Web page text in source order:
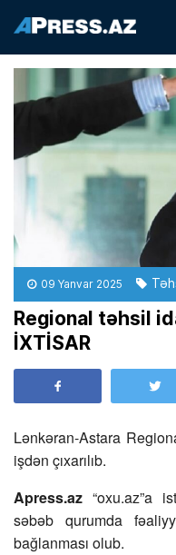
09 Yanvar 2025
Regional təhsil
İXTİSAR
Lənkəran-Astara
işdən çıxarılıb.
Apress.az “oxu.az”a
səbəb qurumda
bağlanması olub.